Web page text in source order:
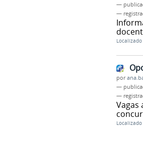
—
—
por
—
—
Vagas